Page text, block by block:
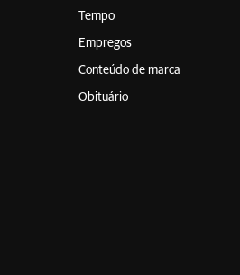
Tempo
Empregos
Conteúdo de marca
Obituário